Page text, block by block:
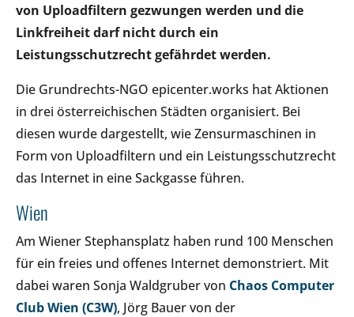
von Uploadfiltern gezwungen werden und die
Linkfreiheit darf nicht durch ein
Leistungsschutzrecht gefährdet werden.
Die Grundrechts-NGO epicenter.works hat Aktionen
in drei österreichischen Städten organisiert. Bei
diesen wurde dargestellt, wie Zensurmaschinen in
Form von Uploadfiltern und ein Leistungsschutzrecht
das Internet in eine Sackgasse führen.
Wien
Am Wiener Stephansplatz haben rund 100 Menschen
für ein freies und offenes Internet demonstriert. Mit
dabei waren Sonja Waldgruber von Chaos Computer
Club Wien (C3W), Jörg Bauer von der